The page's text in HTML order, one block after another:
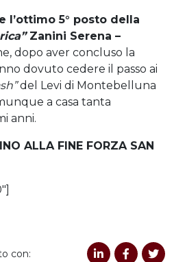
l’ottimo 5° posto della
Zanini Serena –
dopo aver concluso la
dovuto cedere il passo ai
del Levi di Montebelluna
a casa tanta
anni.
ALLA FINE FORZA SAN
con: